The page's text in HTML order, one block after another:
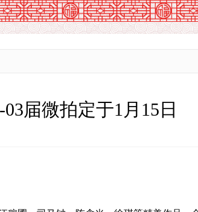
届微拍定于1月15日